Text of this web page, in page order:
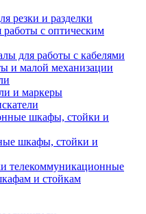
резки и разделки
работы с оптическим
для работы с кабелями
и малой механизации
и маркеры
шкафы, стойки и
телекоммуникационные
и стойкам